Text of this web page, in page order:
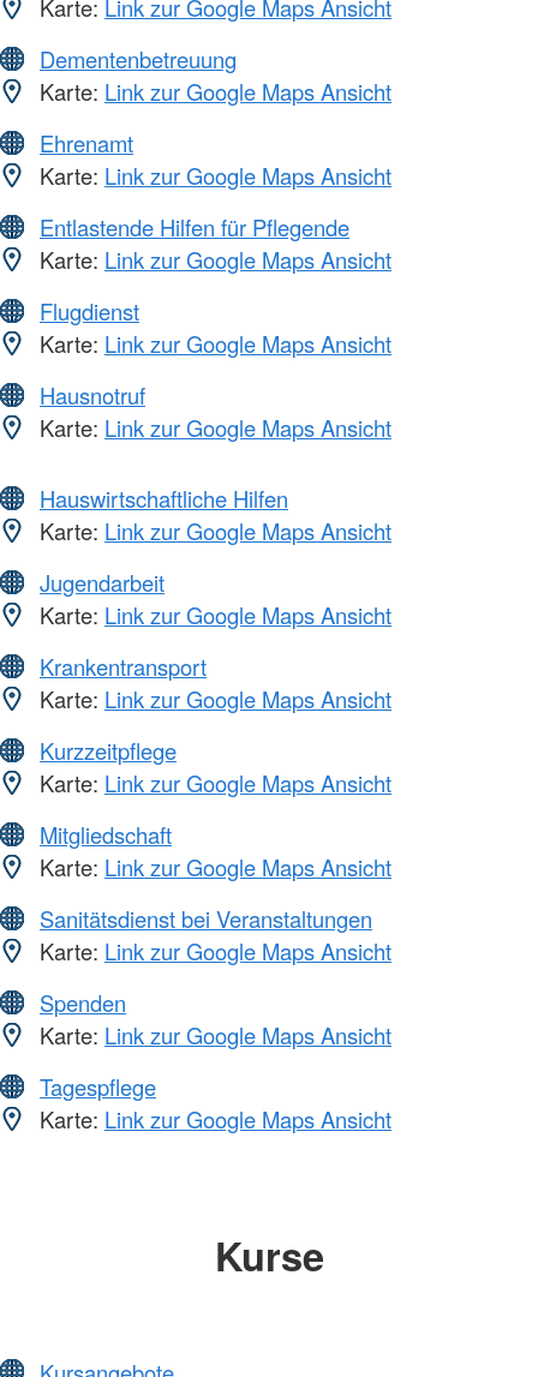
Karte: Link zur Google Maps Ansicht
Dementenbetreuung
Karte: Link zur Google Maps Ansicht
Ehrenamt
Karte: Link zur Google Maps Ansicht
Entlastende Hilfen für Pflegende
Karte: Link zur Google Maps Ansicht
Flugdienst
Karte: Link zur Google Maps Ansicht
Hausnotruf
Karte: Link zur Google Maps Ansicht
Hauswirtschaftliche Hilfen
Karte: Link zur Google Maps Ansicht
Jugendarbeit
Karte: Link zur Google Maps Ansicht
Krankentransport
Karte: Link zur Google Maps Ansicht
Kurzzeitpflege
Karte: Link zur Google Maps Ansicht
Mitgliedschaft
Karte: Link zur Google Maps Ansicht
Sanitätsdienst bei Veranstaltungen
Karte: Link zur Google Maps Ansicht
Spenden
Karte: Link zur Google Maps Ansicht
Tagespflege
Karte: Link zur Google Maps Ansicht
Kurse